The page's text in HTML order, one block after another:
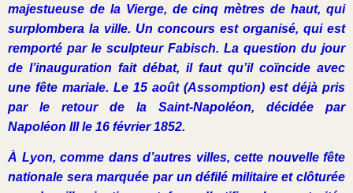
majestueuse de la Vierge, de cinq mètres de haut, qui
surplombera la ville. Un concours est organisé, qui est
remporté par le sculpteur Fabisch. La question du jour
de l’inauguration fait débat, il faut qu’il coïncide avec
une fête mariale. Le 15 août (Assomption) est déjà pris
par le retour de la Saint-Napoléon, décidée par
Napoléon III le 16 février 1852.
À Lyon, comme dans d’autres villes, cette nouvelle fête
nationale sera marquée par un défilé militaire et clôturée